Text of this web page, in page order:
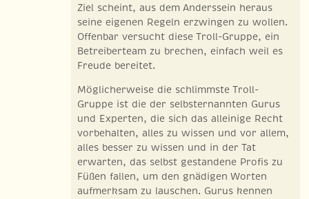
Ziel scheint, aus dem Anderssein heraus
seine eigenen Regeln erzwingen zu wollen.
Offenbar versucht diese Troll-Gruppe, ein
Betreiberteam zu brechen, einfach weil es
Freude bereitet.
Möglicherweise die schlimmste Troll-
Gruppe ist die der selbsternannten Gurus
und Experten, die sich das alleinige Recht
vorbehalten, alles zu wissen und vor allem,
alles besser zu wissen und in der Tat
erwarten, das selbst gestandene Profis zu
Füßen fallen, um den gnädigen Worten
aufmerksam zu lauschen. Gurus kennen